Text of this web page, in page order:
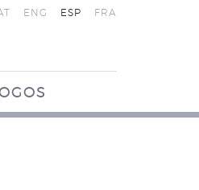
ENG ESP FRA